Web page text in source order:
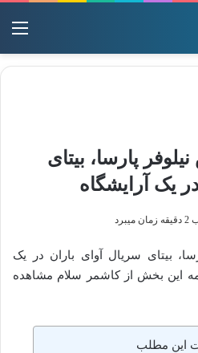
پارسا، بیتای
یک آرایشگاه
بیتای سریال آوای باران در یک
این بخش از کاشمر سلام مشاهده
این مطلب